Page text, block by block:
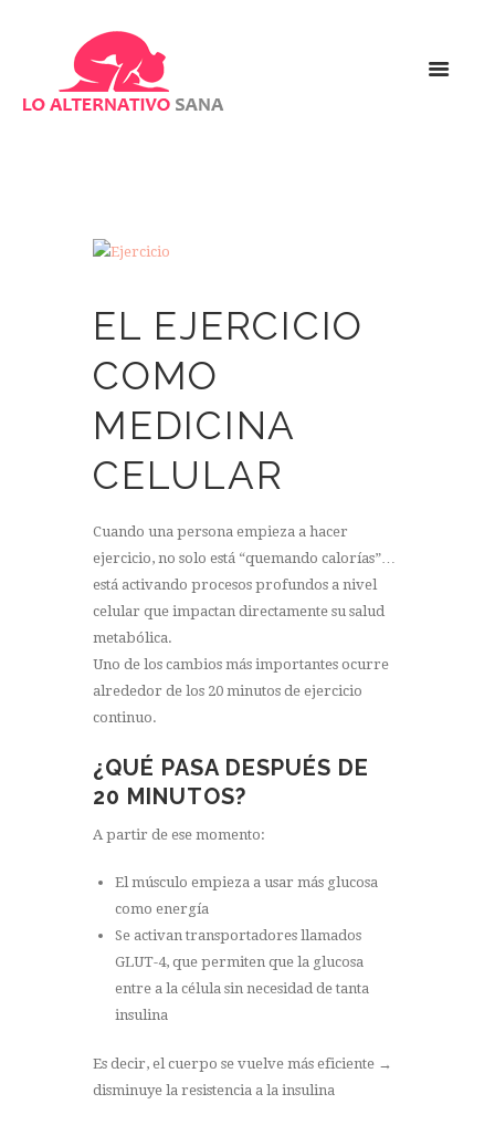
EL EJERCICIO
COMO
MEDICINA
CELULAR
Cuando una persona empieza a hacer
ejercicio, no solo está “quemando calorías”…
está activando procesos profundos a nivel
celular que impactan directamente su salud
metabólica.
Uno de los cambios más importantes ocurre
alrededor de los 20 minutos de ejercicio
continuo.
¿QUÉ PASA DESPUÉS DE
20 MINUTOS?
A partir de ese momento:
El músculo empieza a usar más glucosa
como energía
Se activan transportadores llamados
GLUT-4, que permiten que la glucosa
entre a la célula sin necesidad de tanta
insulina
Es decir, el cuerpo se vuelve más eficiente →
disminuye la resistencia a la insulina